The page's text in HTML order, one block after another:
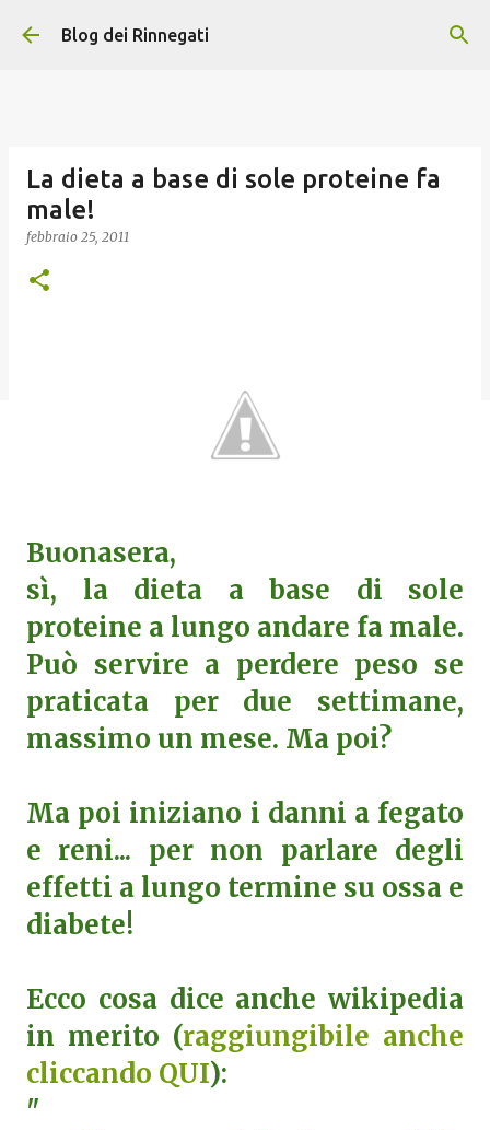
Passa ai contenuti principali
Blog dei Rinnegati
La dieta a base di sole proteine fa
male!
febbraio 25, 2011
Buonasera,
sì, la dieta a base di sole
proteine a lungo andare fa male.
Può servire a perdere peso se
praticata per due settimane,
massimo un mese. Ma poi?
Ma poi iniziano i danni a fegato
e reni... per non parlare degli
effetti a lungo termine su ossa e
diabete!
Ecco cosa dice anche wikipedia
in merito (raggiungibile anche
cliccando QUI):
"